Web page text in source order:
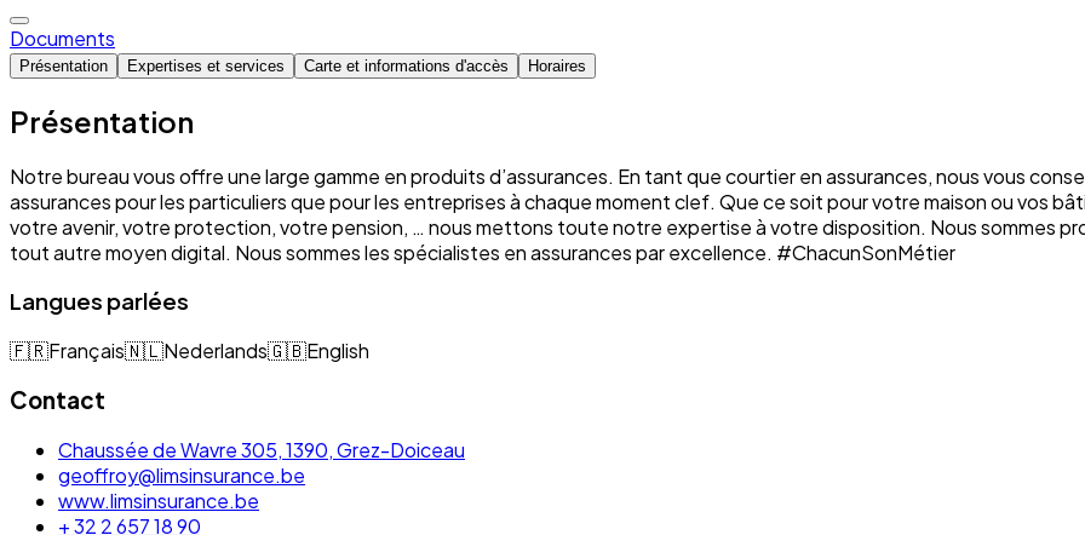
Documents
Présentation Expertises et services Carte et informations d'accès Horaires
Présentation
Notre bureau vous offre une large gamme en produits d’assurances. En tant que courtier en assurances, nous vous
assurances pour les particuliers que pour les entreprises à chaque moment clef. Que ce soit pour votre maison ou vos
votre avenir, votre protection, votre pension, … nous mettons toute notre expertise à votre disposition. Nous sommes
tout autre moyen digital. Nous sommes les spécialistes en assurances par excellence. #ChacunSonMétier
Langues parlées
🇫🇷Français🇳🇱Nederlands🇬🇧English
Contact
Chaussée de Wavre 305, 1390, Grez-Doiceau
geoffroy@limsinsurance.be
www.limsinsurance.be
+ 32 2 657 18 90